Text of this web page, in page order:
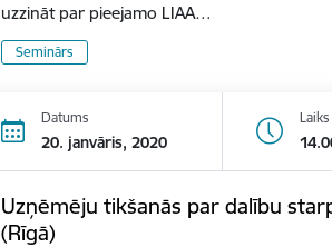
uzzināt par pieejamo LIAA…
Seminārs
Datums
20. janvāris, 2020
Laiks
Uzņēmēju tikšanās par dalību
(Rīgā)